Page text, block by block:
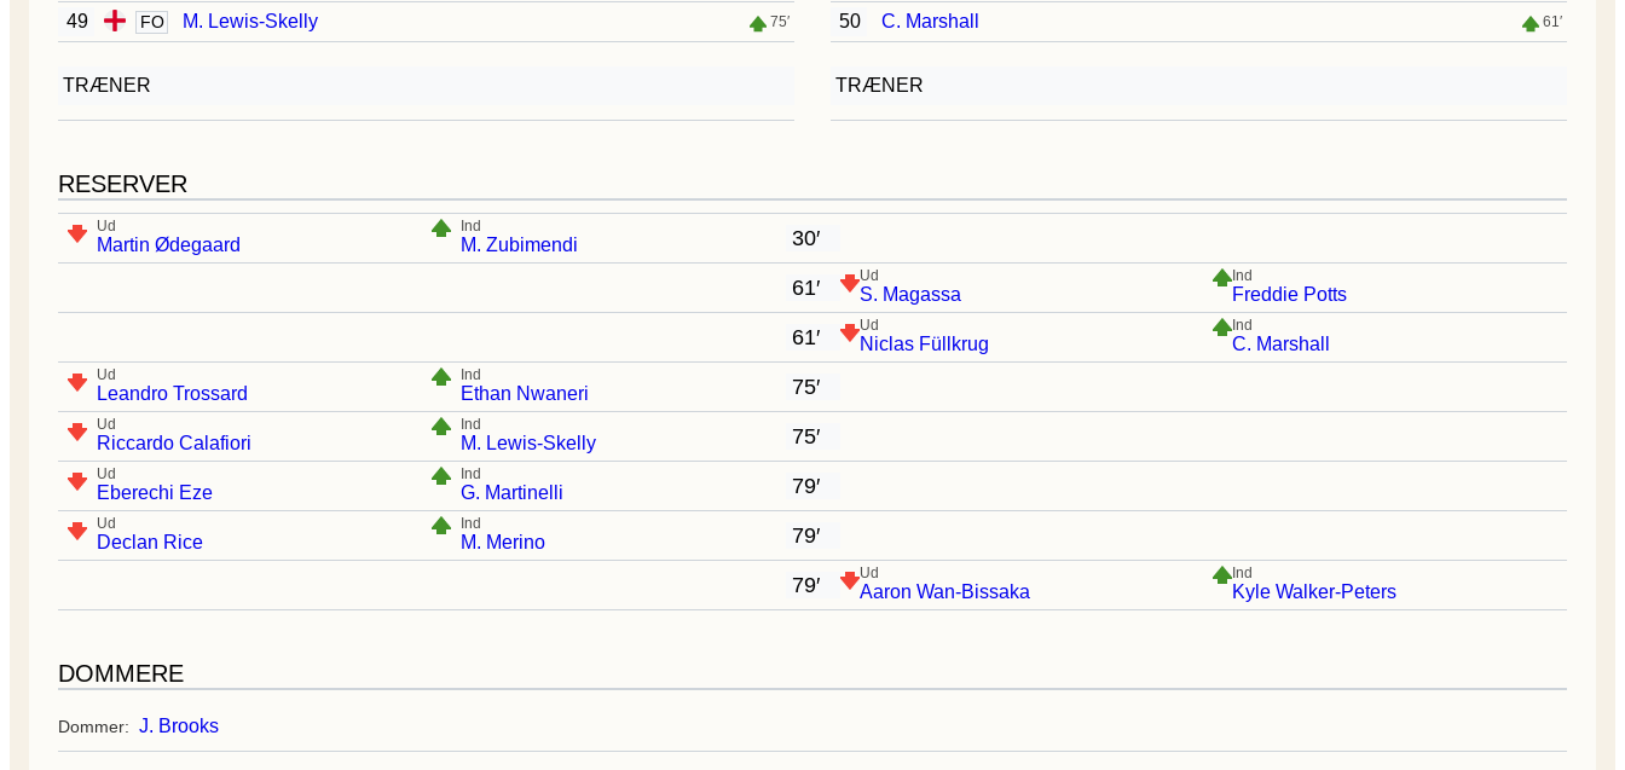
49 FO M. Lewis-Skelly 75′
TRÆNER
50 C. Marshall 61′
TRÆNER
RESERVER
Ud
Martin Ødegaard
Ind
M. Zubimendi 30′
61′ Ud
S. Magassa
Ind
Freddie Potts
61′ Ud
Niclas Füllkrug
Ind
C. Marshall
Ud
Leandro Trossard
Ind
Ethan Nwaneri 75′
Ud
Riccardo Calafiori
Ind
M. Lewis-Skelly 75′
Ud
Eberechi Eze
Ind
G. Martinelli 79′
Ud
Declan Rice
Ind
M. Merino 79′
79′ Ud
Aaron Wan-Bissaka
Ind
Kyle Walker-Peters
DOMMERE
Dommer: J. Brooks